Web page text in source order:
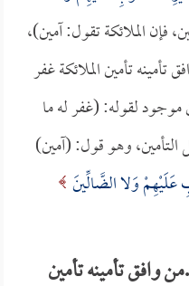
آمين، فإن الملائكة تقول: آمين)،
تأمين الملائكة غفر
موجود لقوله: (غفر له ما
التأمين، وهو قول: (آمين)
وَلا الضَّالِّينَ
تأمينه تأمين